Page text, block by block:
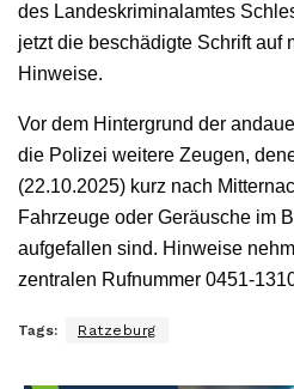
des Landeskriminalamtes
jetzt die beschädigte Schrift auf
Hinweise.
Vor dem Hintergrund der
die Polizei weitere Zeugen,
(22.10.2025) kurz nach
Fahrzeuge oder Geräusche im
aufgefallen sind. Hinweise
zentralen Rufnummer 0451-
Tags: Ratzeburg